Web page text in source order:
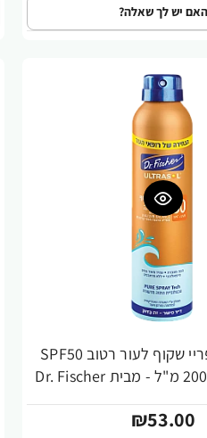
האם יש לך שאלה?
אולטרסול ספריי שקוף לעור רטוב SPF50
₪53.00